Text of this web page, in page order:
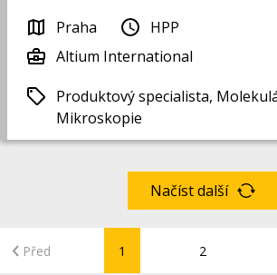
Praha
HPP
Altium International
Produktový specialista,
Mikroskopie
Před 1 2
Načíst další